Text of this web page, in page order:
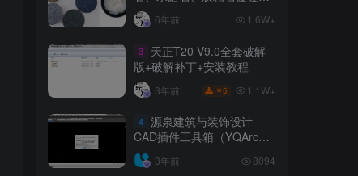
不清楚
6年前 1.6W+
3
天正T20 V9.0全套破解
版+破解补丁+安装教程
3年前 ￥5 1.1W+
4 源泉建筑与装饰设计
CAD插件工具箱（YQArch
6.7.4）
3年前 8094